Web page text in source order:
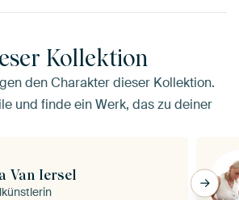
Kollektion
den Charakter dieser Kollektion.
und finde ein Werk, das zu deiner
Van Iersel